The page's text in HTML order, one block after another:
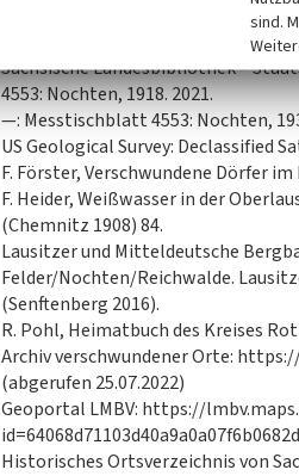
Lausitzer und Mitteldeutsche
Tagebau Ortsverlegungen. 2021.
Sächsische Landesbibliothek –
4553: Nochten, 1918. 2021.
—: Messtischblatt 4553: Nochten,
US Geological Survey: Declassified
F. Förster, Verschwundene Dörfer
F. Heider, Weißwasser in der
(Chemnitz 1908) 84.
Lausitzer und Mitteldeutsche
Felder/Nochten/Reichwalde.
(Senftenberg 2016).
R. Pohl, Heimatbuch des Kreises
Archiv verschwundener Orte:
(abgerufen 25.07.2022)
Geoportal LMBV: https://
Historisches Ortsverzeichnis von
sind.